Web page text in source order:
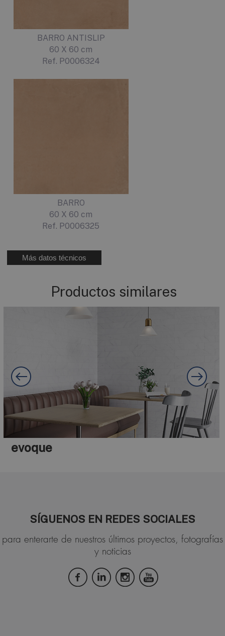
BARRO ANTISLIP
60 X 60 cm
Ref. P0006324
BARRO
60 X 60 cm
Ref. P0006325
Más datos técnicos
Productos similares
evoque
SÍGUENOS EN REDES SOCIALES
para enterarte de nuestros últimos proyectos, fotografías
y noticias